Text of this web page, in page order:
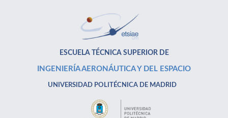
ESCUELA TÉCNICA SUPERIOR DE
INGENIERÍA AERONÁUTICA Y DEL ESPACIO
UNIVERSIDAD POLITÉCNICA DE MADRID